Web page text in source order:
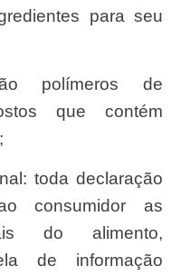
para seu
que contém
consumidor as
do alimento,
de informação